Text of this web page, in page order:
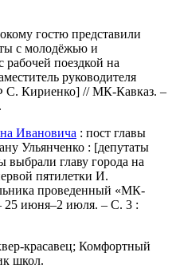
гостю представили
с молодёжью и
рабочей поездкой на
руководителя
С. Кириенко] // МК-Кавказ. –
Ивановича : пост главы
Ульянченко : [депутаты
выбрали главу города на
пятилетки И.
проведенный «МК-
25 июня–2 июля. – С. 3 :
красавец; Комфортный
школ.